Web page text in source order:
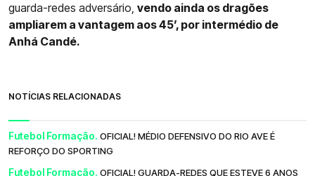
guarda-redes adversário, vendo ainda os dragões
ampliarem a vantagem aos 45’, por intermédio de
Anhá Candé.
NOTÍCIAS RELACIONADAS
Futebol Formação. OFICIAL! MÉDIO DEFENSIVO DO RIO AVE É
REFORÇO DO SPORTING
Futebol Formação. OFICIAL! GUARDA-REDES QUE ESTEVE 6 ANOS